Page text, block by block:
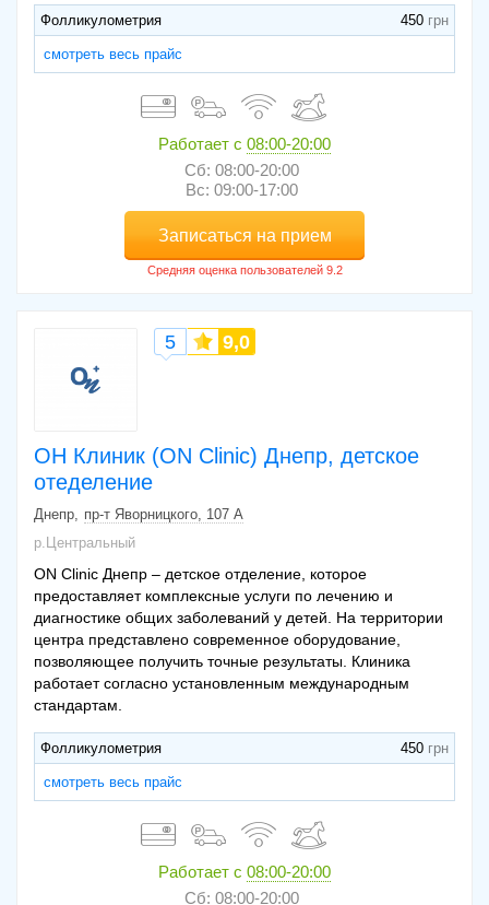
Фолликулометрия 450
смотреть весь прайс
Работает с 08:00-20:00
Сб: 08:00-20:00
Вс: 09:00-17:00
Записаться на прием
ОН Клиник (ON Clinic) Днепр, детское
отеделение
5 9,0
Днепр
пр-т Яворницкого, 107 А
р.Центральный
ON Clinic Днепр – детское отделение, которое
предоставляет комплексные услуги по лечению и
диагностике общих заболеваний у детей. На территории
центра представлено современное оборудование,
позволяющее получить точные результаты. Клиника
работает согласно установленным международным
стандартам.
Фолликулометрия 450
смотреть весь прайс
Работает с 08:00-20:00
Сб: 08:00-20:00